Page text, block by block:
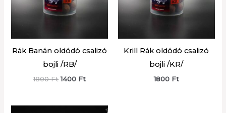
Rák Banán oldódó csalizó
bojli /RB/
1800Ft Original
1800 Ft.
1400 FtCurrent
1400 Ft.
Krill Rák oldódó csalizó
bojli /KR/
1800 Ft